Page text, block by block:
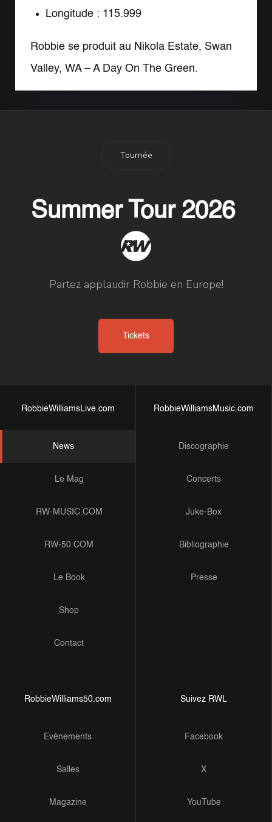
Longitude : 115.999
Robbie se produit au Nikola Estate, Swan
Valley, WA – A Day On The Green.
Tournée
Summer Tour 2026
Partez applaudir Robbie en Europe!
Tickets
RobbieWilliamsLive.com
News
Le Mag
RW-MUSIC.COM
RW-50.COM
Le Book
Shop
Contact
RobbieWilliamsMusic.com
Discographie
Concerts
Juke-Box
Bibliographie
Presse
RobbieWilliams50.com
Evénements
Salles
Magazine
Suivez RWL
Facebook
X
YouTube